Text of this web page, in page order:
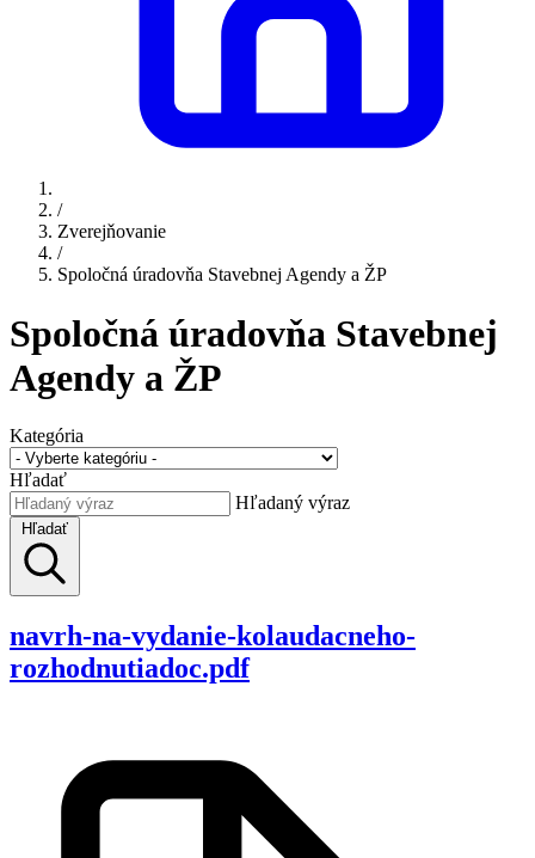
/
Zverejňovanie
/
Spoločná úradovňa Stavebnej Agendy a ŽP
Spoločná úradovňa Stavebnej
Agendy a ŽP
Kategória
Hľadať
Hľadaný výraz
Hľadať
navrh-na-vydanie-kolaudacneho-
rozhodnutiadoc.pdf